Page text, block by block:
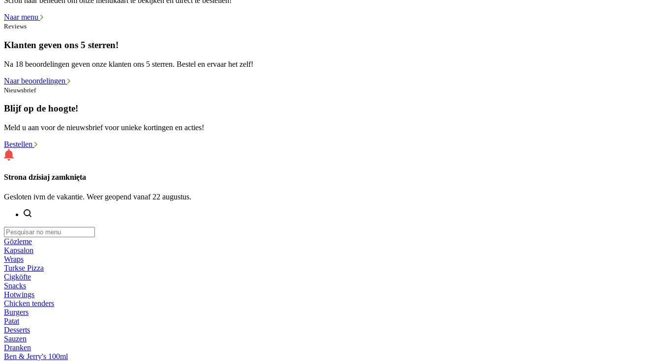
Naar menu
Reviews
Klanten geven ons 5 sterren!
Na 18 beoordelingen geven onze klanten ons 5 sterren. Bestel en ervaar het zelf!
Naar beoordelingen
Nieuwsbrief
Blijf op de hoogte!
Meld u aan voor de nieuwsbrief voor unieke kortingen en acties!
Bestellen
Strona dzisiaj zamknięta
Gesloten ivm de vakantie. Weer geopend vanaf 22 augustus.
Gözleme
Kapsalon
Wraps
Turkse Pizza
Cigköfte
Snacks
Hotwings
Chicken tenders
Burgers
Patat
Desserts
Sauzen
Dranken
Ben & Jerry's 100ml